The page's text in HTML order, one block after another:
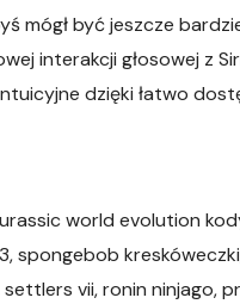
mógł być jeszcze
interakcji głosowej z
dzięki łatwo
world evolution
spongebob
vii, ronin ninjago,